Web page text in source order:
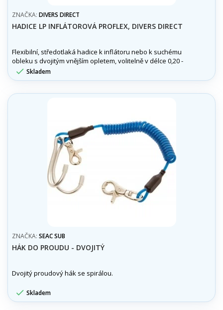
ZNAČKA: DIVERS DIRECT
HADICE LP INFLÁTOROVÁ PROFLEX, DIVERS DIRECT
Flexibilní, středotlaká hadice k inflátoru nebo k suchému
obleku s dvojitým vnějším opletem, volitelně v délce 0,20 -
1,00 m.
 Skladem
ZNAČKA: SEAC SUB
HÁK DO PROUDU - DVOJITÝ
Dvojitý proudový hák se spirálou.
 Skladem